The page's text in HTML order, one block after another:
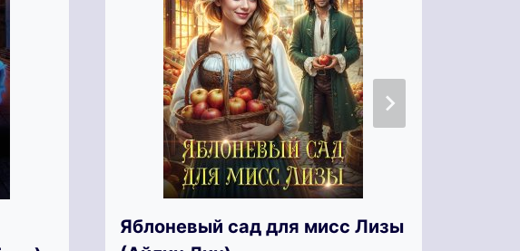
Яблоневый сад для мисс Лизы